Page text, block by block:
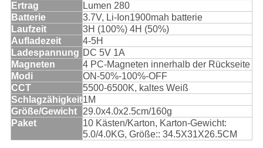
Ertrag
Lumen 280
Batterie
3.7V, Li-Ion1900mah batterie
Laufzeit
3H (100%) 4H (50%)
Aufladezeit
4-5H
Ladespannung DC 5V 1A
Magneten
4 PC-Magneten innerhalb der Rückseite
Modi
ON-50%-100%-OFF
CCT
5500-6500K, kaltes Weiß
Schlagzähigkeit1M
Größe/Gewicht 29.0x4.0x2.5cm/160g
Paket
10 Kästen/Karton, Karton-Gewicht:
5.0/4.0KG, Größe:: 34.5X31X26.5CM